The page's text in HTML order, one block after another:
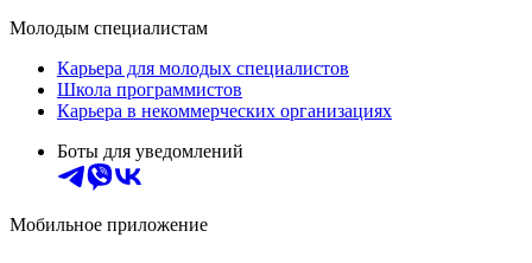
Молодым специалистам
Карьера для молодых специалистов
Школа программистов
Карьера в некоммерческих организациях
Боты для уведомлений
Мобильное приложение